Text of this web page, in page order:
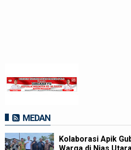
MEDAN
Kolaborasi Apik